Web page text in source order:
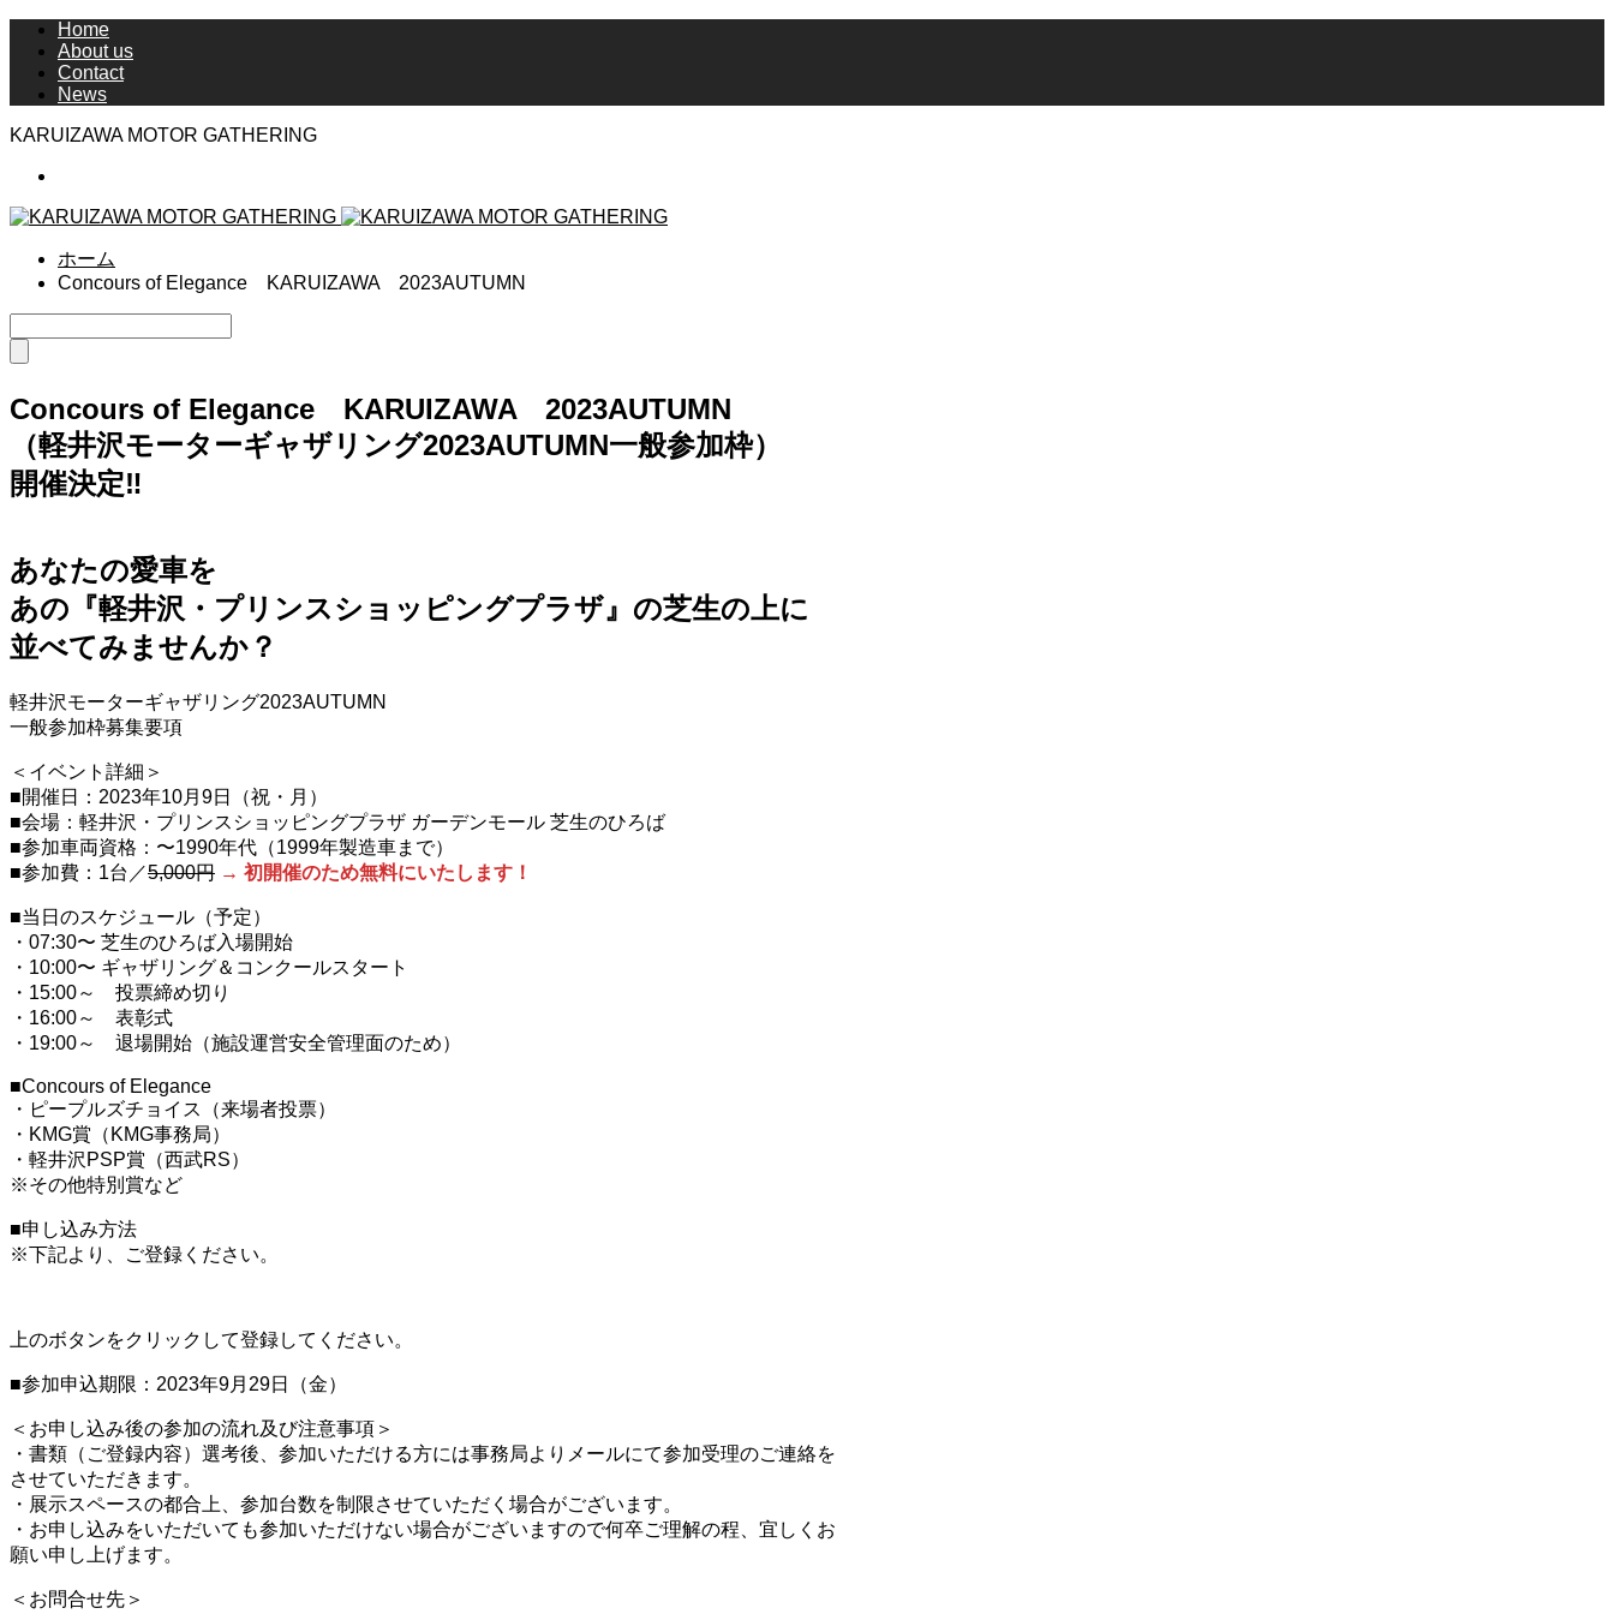
Home
About us
Contact
News
KARUIZAWA MOTOR GATHERING
ホーム
Concours of Elegance KARUIZAWA 2023AUTUMN
Concours of Elegance KARUIZAWA 2023AUTUMN
（軽井沢モーターギャザリング2023AUTUMN一般参加枠）
開催決定‼
あなたの愛車を
あの『軽井沢・プリンスショッピングプラザ』の芝生の上に
並べてみませんか？
軽井沢モーターギャザリング2023AUTUMN
一般参加枠募集要項
＜イベント詳細＞
■開催日：2023年10月9日（祝・月）
■会場：軽井沢・プリンスショッピングプラザ ガーデンモール 芝生のひろば
■参加車両資格：〜1990年代（1999年製造車まで）
■参加費：1台／5,000円 → 初開催のため無料にいたします！
■当日のスケジュール（予定）
・07:30〜 芝生のひろば入場開始
・10:00〜 ギャザリング＆コンクールスタート
・15:00～ 投票締め切り
・16:00～ 表彰式
・19:00～ 退場開始（施設運営安全管理面のため）
■Concours of Elegance
・ピープルズチョイス（来場者投票）
・KMG賞（KMG事務局）
・軽井沢PSP賞（西武RS）
※その他特別賞など
■申し込み方法
※下記より、ご登録ください。
上のボタンをクリックして登録してください。
■参加申込期限：2023年9月29日（金）
＜お申し込み後の参加の流れ及び注意事項＞
・書類（ご登録内容）選考後、参加いただける方には事務局よりメールにて参加受理のご連絡を
させていただきます。
・展示スペースの都合上、参加台数を制限させていただく場合がございます。
・お申し込みをいただいても参加いただけない場合がございますので何卒ご理解の程、宜しくお
願い申し上げます。
＜お問合せ先＞